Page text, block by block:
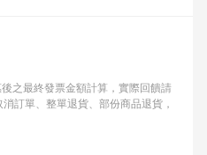
之最終發票金額計算，實際回饋請
訂單、整單退貨、部份商品退貨，